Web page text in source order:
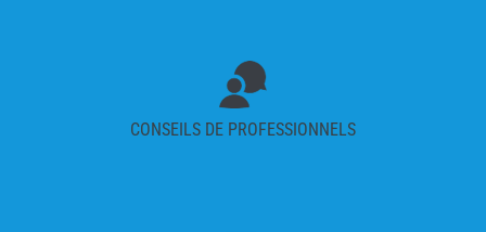
CONSEILS DE PROFESSIONNELS